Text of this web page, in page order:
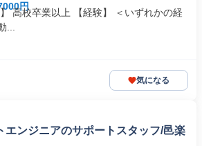
円
高校卒業以上 【経験】 ＜いずれかの経
...
気になる
エンジニアのサポートスタッフ/邑楽